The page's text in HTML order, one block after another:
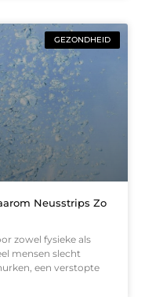
GEZONDHEID
Neusstrips Zo
zowel fysieke als
mensen slecht
een verstopte